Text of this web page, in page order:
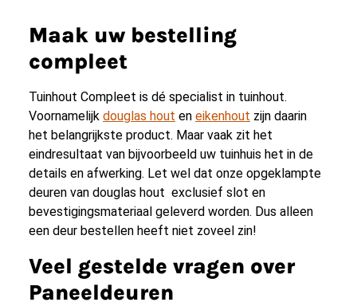
Maak uw bestelling
compleet
Tuinhout Compleet is dé specialist in tuinhout.
Voornamelijk douglas hout en eikenhout zijn daarin
het belangrijkste product. Maar vaak zit het
eindresultaat van bijvoorbeeld uw tuinhuis het in de
details en afwerking. Let wel dat onze opgeklampte
deuren van douglas hout exclusief slot en
bevestigingsmateriaal geleverd worden. Dus alleen
een deur bestellen heeft niet zoveel zin!
Veel gestelde vragen over
Paneeldeuren